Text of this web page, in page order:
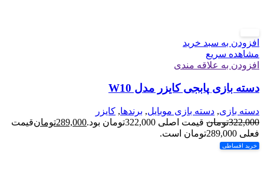
افزودن به سبد خرید
مشاهده سریع
افزودن به علاقه مندی
دسته بازی پابجی کایزر مدل W10
دسته بازی, دسته بازی موبایل, برندها, کایزر
322,000تومان قیمت اصلی 322,000تومان بود. 289,000تومانقیمت
فعلی 289,000تومان است.
خرید اقساطی